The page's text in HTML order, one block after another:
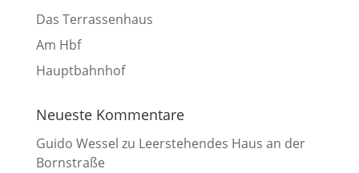
Das Terrassenhaus
Am Hbf
Hauptbahnhof
Neueste Kommentare
Guido Wessel zu Leerstehendes Haus an der
Bornstraße